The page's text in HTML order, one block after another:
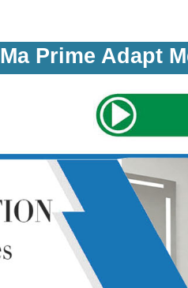
Ma Prime Adapt